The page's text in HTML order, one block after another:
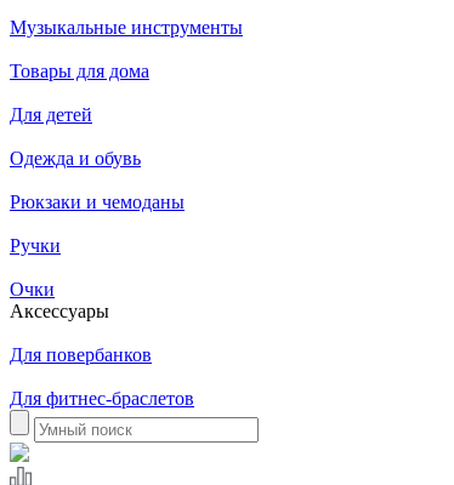
Музыкальные инструменты
Товары для дома
Для детей
Одежда и обувь
Рюкзаки и чемоданы
Ручки
Очки
Аксессуары
Для повербанков
Для фитнес-браслетов